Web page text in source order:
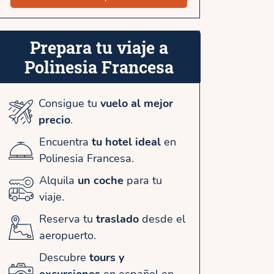
Prepara tu viaje a
Polinesia Francesa
Consigue tu vuelo al mejor
precio.
Encuentratu hotel ideal en
Polinesia Francesa.
Alquila un coche para tu
viaje.
Reserva tu trasladodesde el
aeropuerto.
Descubretours y